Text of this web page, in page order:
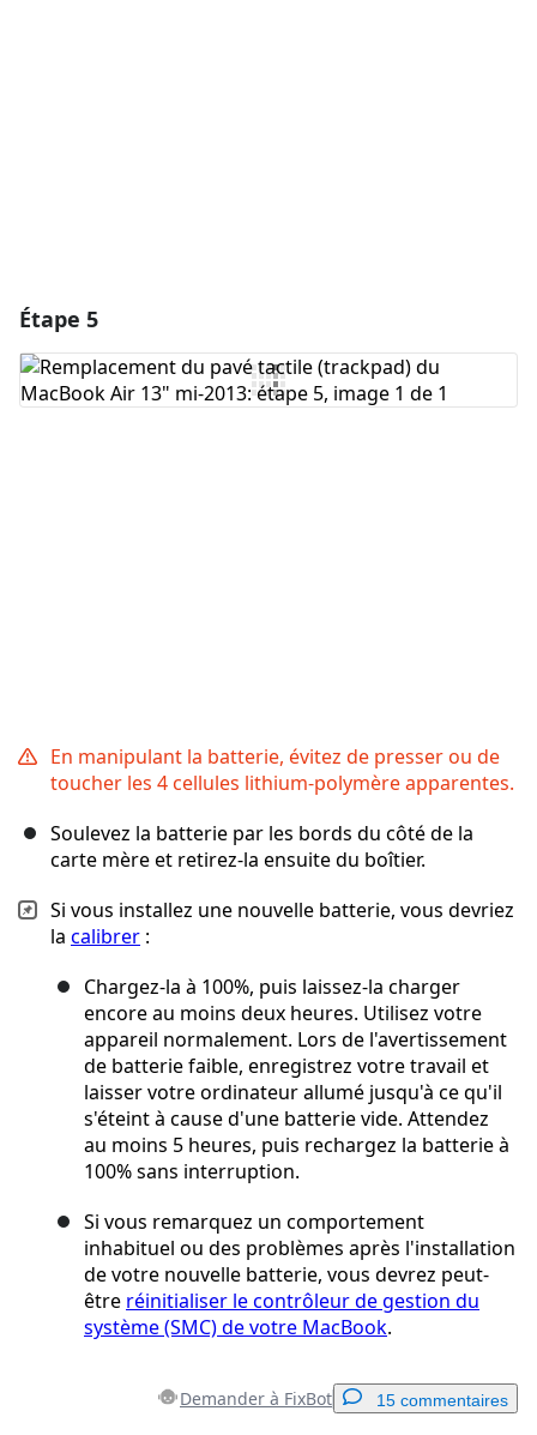
Étape 5
En manipulant la batterie, évitez de presser ou de
toucher les 4 cellules lithium-polymère apparentes.
Soulevez la batterie par les bords du côté de la
carte mère et retirez-la ensuite du boîtier.
Si vous installez une nouvelle batterie, vous devriez
la calibrer :
Chargez-la à 100%, puis laissez-la charger
encore au moins deux heures. Utilisez votre
appareil normalement. Lors de l'avertissement
de batterie faible, enregistrez votre travail et
laisser votre ordinateur allumé jusqu'à ce qu'il
s'éteint à cause d'une batterie vide. Attendez
au moins 5 heures, puis rechargez la batterie à
100% sans interruption.
Si vous remarquez un comportement
inhabituel ou des problèmes après l'installation
de votre nouvelle batterie, vous devrez peut-
être réinitialiser le contrôleur de gestion du
système (SMC) de votre MacBook.
Demander à FixBot 15 commentaires